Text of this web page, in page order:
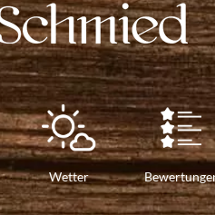
Wetter